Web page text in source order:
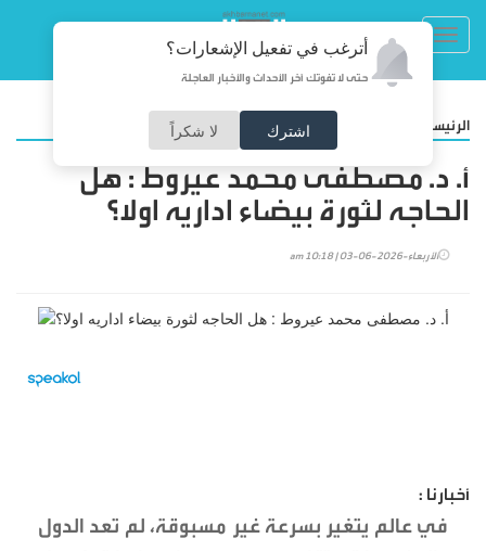
أترغب في تفعيل الإشعارات؟
حتى لا تفوتك آخر الأحداث والأخبار العاجلة
اشترك لا شكراً الرئيسية
أ. د. مصطفى محمد عيروط : هل
الحاجه لثورة بيضاء اداريه اولا؟
الأربعاء-2026-06-03 | 10:18 am
أخبارنا :
في عالم يتغير بسرعة غير مسبوقة، لم تعد الدول